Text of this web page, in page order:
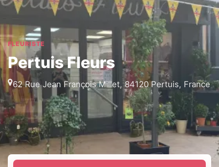
FLEURISTE
Pertuis Fleurs
62 Rue Jean François Millet, 84120 Pertuis, France